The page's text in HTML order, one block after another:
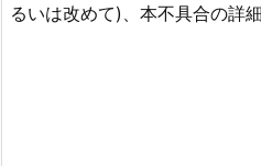
るいは改めて)、本不具合の詳